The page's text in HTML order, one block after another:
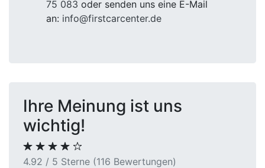
75 083 oder senden uns eine E-Mail
an: info@firstcarcenter.de
Ihre Meinung ist uns
wichtig!
4.92 / 5 Sterne (116 Bewertungen)